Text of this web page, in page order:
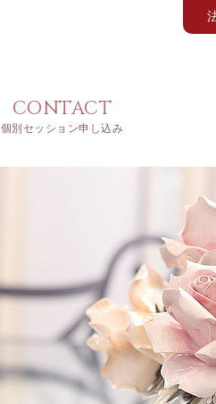
CONTACT
個別セッション申し込み